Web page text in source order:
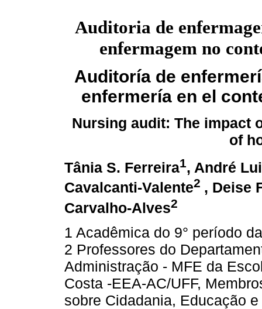
Auditoria de
enfermagem no
Auditoría de
enfermería en el
Nursing audit: The impact
of
Tânia S. Ferreira1, André
Cavalcanti-Valente2 , Deise
Carvalho-Alves2
1 Acadêmica do 9° período
2 Professores do
Administração - MFE da
Costa -EEA-AC/UFF,
sobre Cidadania, Educação